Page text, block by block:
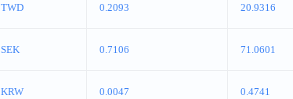
TWD 0.2093 20.9316
SEK 0.7106 71.0601
KRW 0.0047 0.4741